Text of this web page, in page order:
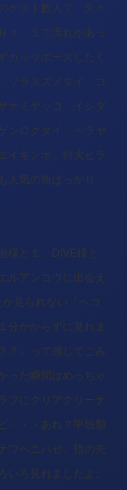
ゲスト数人で、久々
ｏ．１で流れがあっ
ガッツポーズしたく
ソラスズメダイ、コ
ナミヤッコ、イシダ
ンロクダイ、ヘラヤ
イギンポ、特大ヒラ
人気の魚ばっかり
様と１．DIVE様と
ルアンコウに出会え
見られない「ヘコ
分かからずに見れま
？」って感じでごみ
た瞬間はめっちゃ
ブにクリアクリーナ
・・あれ？甲殻類
ワベニハゼ、指の先
いろ見れましたよ。